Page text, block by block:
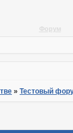
Форум
»Тестовый